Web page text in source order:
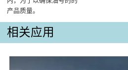
产品质量‌。
相关应用